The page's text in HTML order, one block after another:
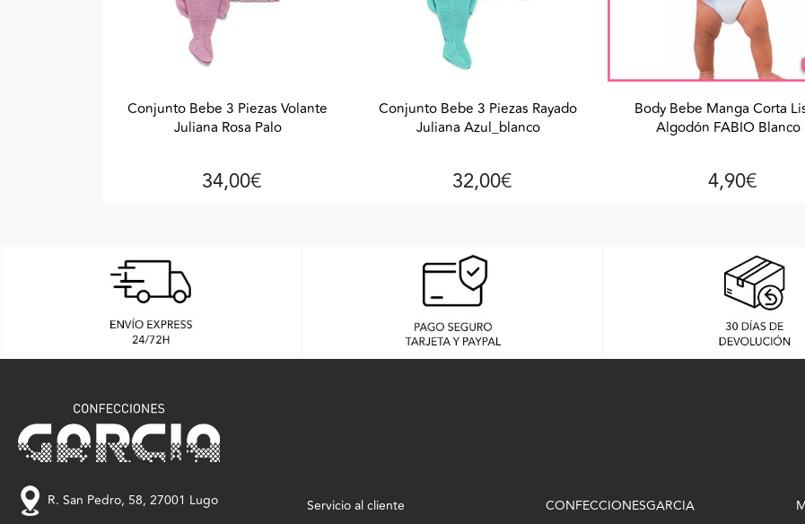
Conjunto Bebe 3 Piezas Volante
Juliana Rosa Palo
34,00€
Conjunto Bebe 3 Piezas Rayado
Juliana Azul_blanco
32,00€
Body Bebe Manga Corta
Algodón FABIO Blanco
4,90€
R. San Pedro, 58, 27001 Lugo
Servicio al cliente
CONFECCIONESGARCIA